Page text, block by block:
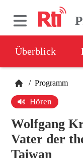
Überblick
/ Programm
Hören
Wolfgang
Vater der
Taiwan